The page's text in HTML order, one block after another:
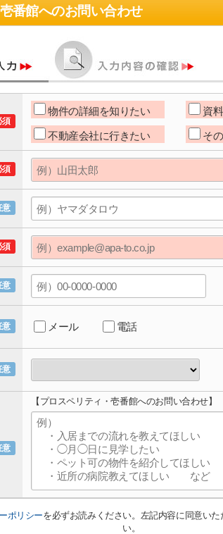
番館へのお問い合わせ
須
物件の詳細を知りたい 資
不動産会社に行きたい そ
須
意
須
意
意 メール 電話
意
意
【プロスペリティ・壱番館へのお問い合わせ】
ポリシーを必ずお読みください。左記内容に同意い
い。